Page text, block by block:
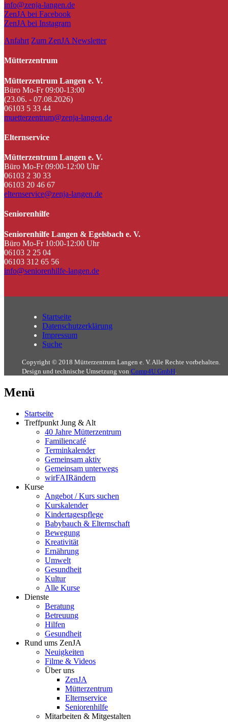
info@zenja-langen.de
ZenJA bei Facebook
ZenJA bei Instagram
Anfahrt Zum ZenJA Newsletter
Mütterzentrum
Mütterzentrum Langen e. V.
Büro Mo-Fr 09:00-13:00
(23.06. - 07.08.2026)
06103 5 33 44
muetterzentrum@zenja-langen.de
Elternservice
Mütterzentrum Langen e. V.
Büro Mo-Fr 09:00-12:00 Uhr
06103 2 30 33
06103 20 46 67
elternservice@zenja-langen.de
Seniorenhilfe
Seniorenhilfe Langen & Egelsbach e. V.
Büro Mo-Fr 10:00-12:00 Uhr
06103 2 25 04
06103 312 65 56
info@seniorenhilfe-langen.de
Startseite
Datenschutzerklärung
Impressum
Suche
Copyright © 2018 Mütterzentrum Langen e. V. Alle Rechte vorbehalten.
Design und technische Umsetzung von Comp4U GmbH
Menü
Startseite
Treffpunkt Jung & Alt
40 Jahre Mütterzentrum
Familiencafé
Terminkalender
Gemeinsam aktiv
Gemeinsam unterwegs
wirFAIRändern
Kurse
Angebot / Kurs suchen
Kurskalender
Kindertagespflege
Babybauch & Elternschaft
Bewegung
Kreativität
Ernährung
Umwelt
Gesundheit
Kultur
Alle Kurse
Dienste
Beratung
Betreuung
Hilfen
Gesundheit
Rund ums ZenJA
Neuigkeiten
Filme & Videos
Über uns
ZenJA
Mütterzentrum
Elternservice
Seniorenhilfe
Mitarbeiten & Mitgestalten